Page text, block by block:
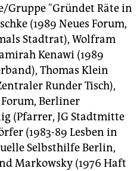
Gruppe "Gründet Räte in
(1989 Neues Forum,
Stadtrat), Wolfram
Kenawi (1989
Thomas Klein
Runder Tisch),
Berliner
(Pfarrer, JG Stadtmitte
(1983-89 Lesben in
Selbsthilfe Berlin,
Markowsky (1976 Haft